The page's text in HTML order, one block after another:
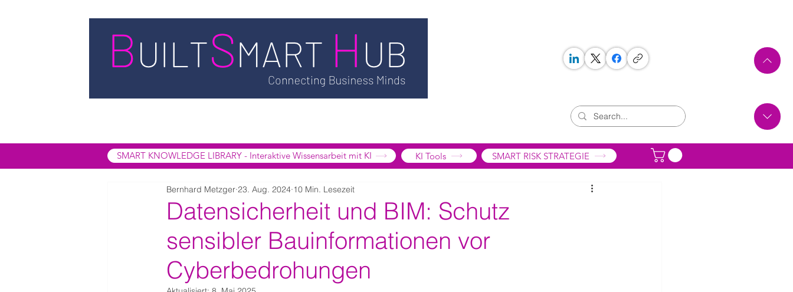
SMART KNOWLEDGE LIBRARY - Interaktive Wissensarbeit mit KI KI Tools SMART RISK STRATEGIE
Datensicherheit und BIM: Schutz
sensibler Bauinformationen vor
Cyberbedrohungen
Bernhard Metzger 23. Aug. 2024 10 Min. Lesezeit